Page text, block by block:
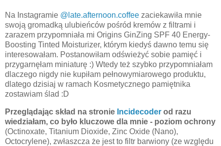
Na Instagramie @late.afternoon.coffee zaciekawiła mnie
swoją gromadką ulubieńców pośród kremów z filtrami i
zarazem przypomniała mi Origins GinZing SPF 40 Energy-
Boosting Tinted Moisturizer, którym kiedyś dawno temu się
interesowałam. Postanowiłam odświeżyć sobie pamięć i
przygarnęłam miniaturę :) Wtedy też szybko przypomniałam
dlaczego nigdy nie kupiłam pełnowymiarowego produktu,
dlatego dzisiaj w ramach Kosmetycznego pamiętnika
zostawiam ślad :D
Przeglądając skład na stronie Incidecoder od razu
wiedziałam, co było kluczowe dla mnie - poziom ochrony
(Octinoxate, Titanium Dioxide, Zinc Oxide (Nano),
Octocrylene), zwłaszcza że jest to filtr barwiony (ze względu